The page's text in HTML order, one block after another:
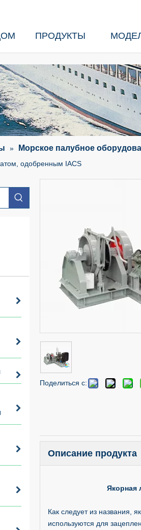
ПРОДУКТЫ
» Морское палубное
одобренным IACS
Поделиться с:
Описание продукта
Якорная
Как следует из названия,
используются для